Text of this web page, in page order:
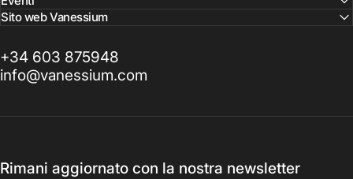
Sito web Vanessium
+34 603 875948
info@vanessium.com
Rimani aggiornato con la nostra newsletter